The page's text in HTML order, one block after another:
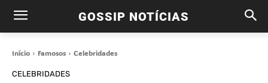
GOSSIP NOTÍCIAS
Início Famosos Celebridades
CELEBRIDADES